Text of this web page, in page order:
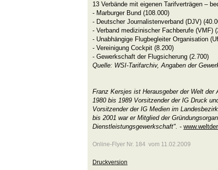
13 Verbände mit eigenen Tarifverträgen –
- Marburger Bund (108.000)
- Deutscher Journalistenverband (DJV)
- Verband medizinischer Fachberufe (VMF)
- Unabhängige Flugbegleiter Organisation
- Vereinigung Cockpit (8.200)
- Gewerkschaft der Flugsicherung (2.700)
Quelle: WSI-Tarifarchiv, Angaben der
Franz Kersjes ist Herausgeber der Welt der
1980 bis 1989 Vorsitzender der IG Druck
Vorsitzender der IG Medien im
bis 2001 war er Mitglied der
Dienstleistungsgewerkschaft". -
Online-Flyer Nr. 184 vom 11.02.2009
Druckversion